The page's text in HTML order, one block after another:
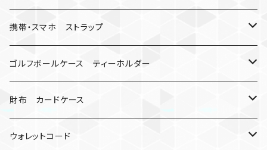
人形
忍者
ミイラ
キャンプ道具
ナット
レザーマン
バックル
マッドマックス
携帯・スマホ ストラップ
ネックストラップ・ショルダーストラップ
ハンドストラップ
リングストラップ
ゴルフボールケース ティーホルダー
ゴルフマーカー
ゴルフボールケース
財布 カードケース
コインケース
ウォレットコード